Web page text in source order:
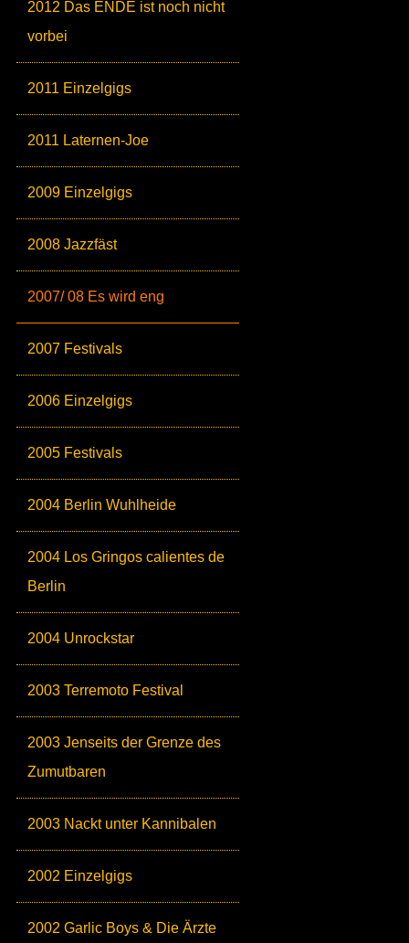
2012 Das ENDE ist noch nicht
vorbei
2011 Einzelgigs
2011 Laternen-Joe
2009 Einzelgigs
2008 Jazzfäst
2007/ 08 Es wird eng
2007 Festivals
2006 Einzelgigs
2005 Festivals
2004 Berlin Wuhlheide
2004 Los Gringos calientes de
Berlin
2004 Unrockstar
2003 Terremoto Festival
2003 Jenseits der Grenze des
Zumutbaren
2003 Nackt unter Kannibalen
2002 Einzelgigs
2002 Garlic Boys & Die Ärzte